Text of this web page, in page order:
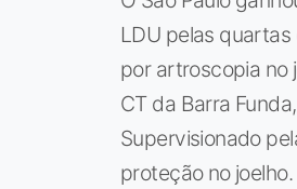
LDU pelas
por artroscopia no
CT da Barra
Supervisionado
proteção no